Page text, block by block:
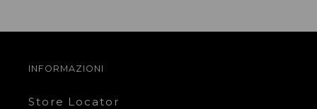
INFORMAZIONI
Store Locator